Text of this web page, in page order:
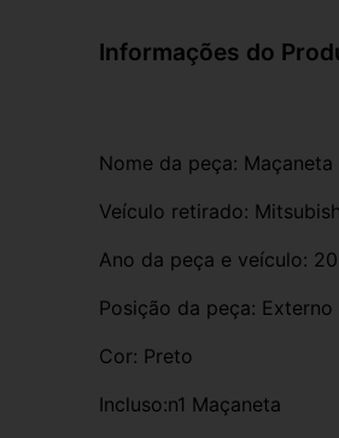
Informações do
Nome da peça: Maçaneta
Veículo retirado:
Ano da peça e veículo:
Posição da peça:
Cor: Preto
Incluso:n1 Maçaneta